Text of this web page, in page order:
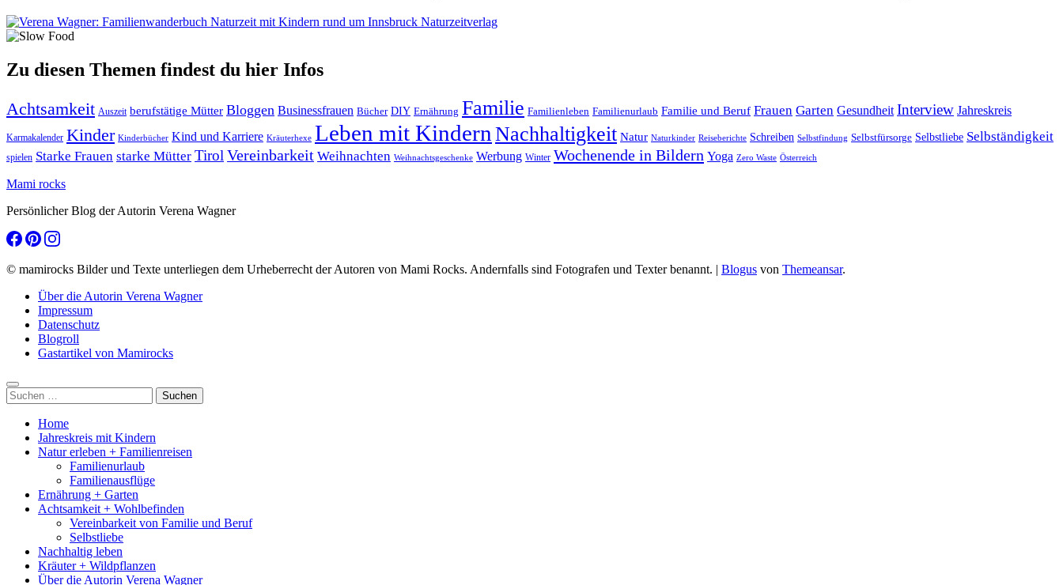
Zu diesen Themen findest du hier Infos
Achtsamkeit Auszeit berufstätige Mütter Bloggen Businessfrauen Bücher DIY Ernährung Familie Familienleben Familienurlaub Familie und Beruf Frauen Garten Gesundheit Interview Jahreskreis
Karmakalender Kinder Kinderbücher Kind und Karriere Kräuterhexe Leben mit Kindern Nachhaltigkeit Natur Naturkinder Reiseberichte Schreiben Selbstfindung Selbstfürsorge Selbstliebe Selbständigkeit
spielen Starke Frauen starke Mütter Tirol Vereinbarkeit Weihnachten Weihnachtsgeschenke Werbung Winter Wochenende in Bildern Yoga Zero Waste Österreich
Mami rocks
Persönlicher Blog der Autorin Verena Wagner
© mamirocks Bilder und Texte unterliegen dem Urheberrecht der Autoren von Mami Rocks. Andernfalls sind Fotografen und Texter benannt. | Blogus von Themeansar.
Über die Autorin Verena Wagner
Impressum
Datenschutz
Blogroll
Gastartikel von Mamirocks
Suchen
nach:
Home
Jahreskreis mit Kindern
Natur erleben + Familienreisen
Familienurlaub
Familienausflüge
Ernährung + Garten
Achtsamkeit + Wohlbefinden
Vereinbarkeit von Familie und Beruf
Selbstliebe
Nachhaltig leben
Kräuter + Wildpflanzen
Über die Autorin Verena Wagner